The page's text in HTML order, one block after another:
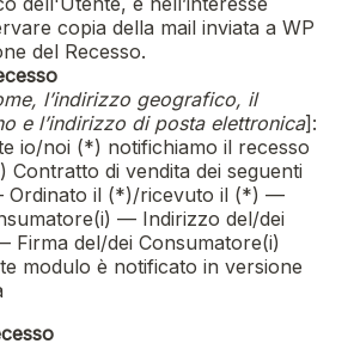
copia della mail inviata a WP
del Recesso.
l’indirizzo geografico, il
e l’indirizzo di posta elettronica]:
io/noi (*) notifichiamo il recesso
di vendita dei seguenti
Ordinato il (*)/ricevuto il (*) —
— Indirizzo del/dei
Firma del/dei Consumatore(i)
modulo è notificato in versione